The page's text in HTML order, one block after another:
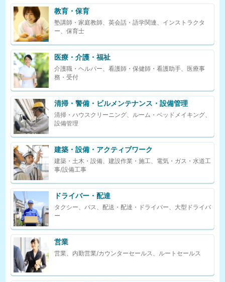
教育・保育
塾講師・家庭教師、英会話・語学関連、インストラクタ
ー、保育士
医療・介護・福祉
介護職・ヘルパー、看護師・保健師・看護助手、医療事
務・受付
清掃・警備・ビルメンテナンス・設備管理
清掃・ハウスクリーニング、ルーム・ベッドメイキング、
設備管理
建築・設備・アクティブワーク
建築・土木・設備、建設作業・施工、電気・ガス・水道工
事/設備工事
ドライバー・配達
タクシー、バス、配送・配達・ドライバー、大型ドライバ
ー
営業
営業、内勤営業/カウンターセールス、ルートセールス